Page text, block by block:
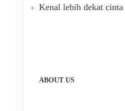
Kenal lebih dekat
ABOUT US